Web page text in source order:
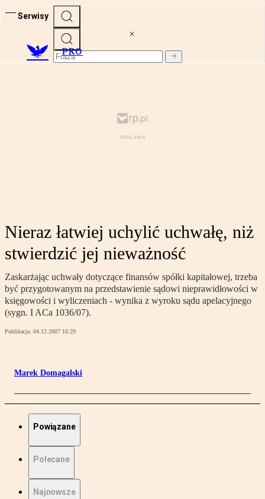
Serwisy
PRO
Nieraz łatwiej uchylić uchwałę, niż
stwierdzić jej nieważność
Zaskarżając uchwały dotyczące finansów spółki kapitałowej, trzeba
być przygotowanym na przedstawienie sądowi nieprawidłowości w
księgowości i wyliczeniach - wynika z wyroku sądu apelacyjnego
(sygn. I ACa 1036/07).
Publikacja: 04.12.2007 10:29
Marek Domagalski
Powiązane
Polecane
Najnowsze